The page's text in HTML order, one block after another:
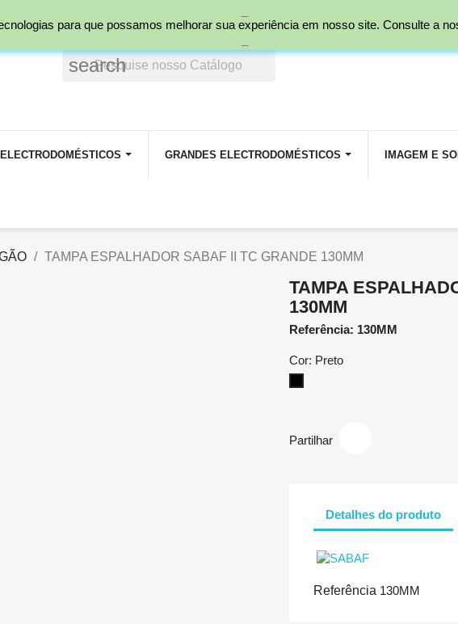
Rede fixa Nacional)
search
GRANDES ELECTRODOMÉSTICOS IMAGEM E
TAMPA ESPALHADOR SABAF II TC GRANDE 130MM
TAMPA
130MM
Referência: 130MM
Cor: Preto
Partilhar
Detalhes do produto
Referência 130MM
para que possamos melhorar sua experiência em nosso site. Consulte a